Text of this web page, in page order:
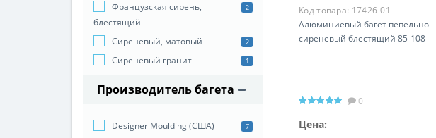
Французская сирень,
блестящий
2
Сиреневый, матовый 2
Сиреневый гранит 1
Производитель багета
Designer Moulding (США) 7
Код товара: 17426-01
Алюминиевый багет пепельно-
сиреневый блестящий 85-108
0
Цена: